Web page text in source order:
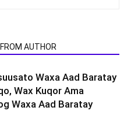
AUTHOR
Waxa Aad Baratay
Wax Kuqor Ama
Waxa Aad Baratay